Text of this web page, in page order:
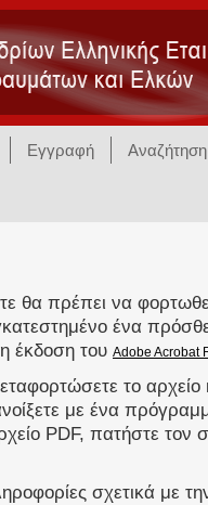
Εγγραφή Αναζήτηση
θα πρέπει να
ένα
έκδοση του Adobe Acrobat
το
με ένα
PDF, πατήστε
σχετικά με